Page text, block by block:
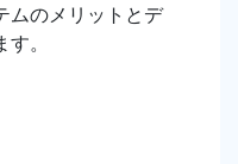
ムのメリットとデ
。